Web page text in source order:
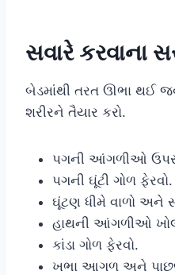
સવારે કરવાના
બેડમાંથી તરત ઊભા થઈ
શરીરને તૈયાર કરો.
પગની આંગળીઓ
પગની ઘૂંટી ગોળ ફેરવો.
ઘૂંટણ ધીમે વાળો અને
હાથની આંગળીઓ
કાંડા ગોળ ફેરવો.
ખભા આગળ અને